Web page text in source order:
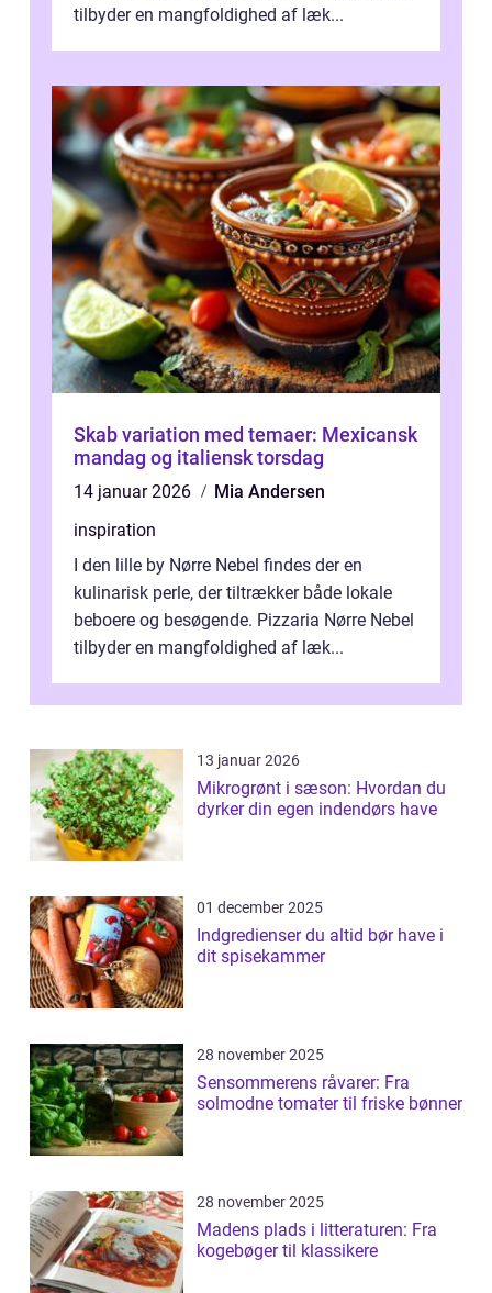
tilbyder en mangfoldighed af læk...
Skab variation med temaer: Mexicansk
mandag og italiensk torsdag
14 januar 2026
Mia Andersen
inspiration
I den lille by Nørre Nebel findes der en
kulinarisk perle, der tiltrækker både lokale
beboere og besøgende. Pizzaria Nørre Nebel
tilbyder en mangfoldighed af læk...
13 januar 2026
Mikrogrønt i sæson: Hvordan du
dyrker din egen indendørs have
01 december 2025
Indgredienser du altid bør have i
dit spisekammer
28 november 2025
Sensommerens råvarer: Fra
solmodne tomater til friske bønner
28 november 2025
Madens plads i litteraturen: Fra
kogebøger til klassikere